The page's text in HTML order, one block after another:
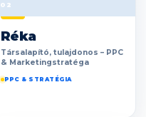
02
Réka
Társalapító, tulajdonos – PPC
& Marketingstratéga
PPC & STRATÉGIA